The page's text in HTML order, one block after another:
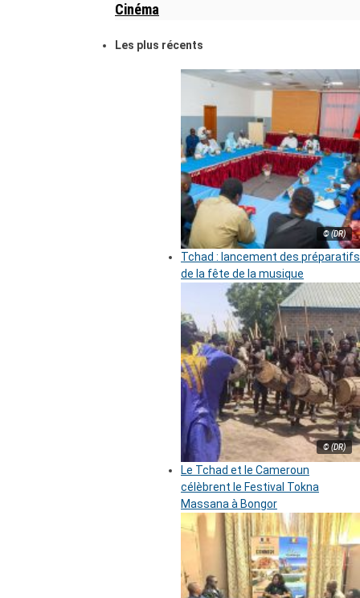
Cinéma
Les plus récents
© (DR)
Tchad : lancement des préparatifs
de la fête de la musique
© (DR)
Le Tchad et le Cameroun
célèbrent le Festival Tokna
Massana à Bongor